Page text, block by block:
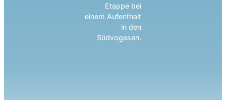
Etappe bei
einem Aufenthalt
in den
Südvogesen.